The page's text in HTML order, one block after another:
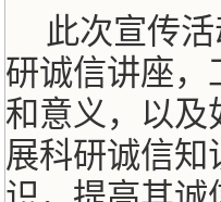
此次宣传
研诚信讲座，
和意义，以及
展科研诚信